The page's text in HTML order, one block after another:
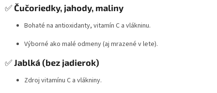
✅Čučoriedky, jahody, maliny
Bohaté na antioxidanty, vitamín C a vlákninu.
Výborné ako malé odmeny (aj mrazené v lete).
✅Jablká (bez jadierok)
Zdroj vitamínu C a vlákniny.